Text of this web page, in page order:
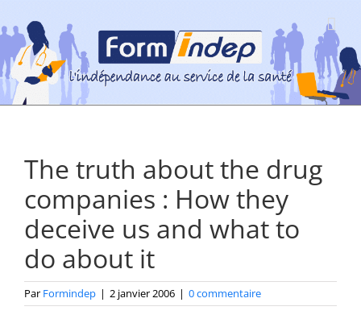
au
contenu
The truth about the drug
companies : How they
deceive us and what to
do about it
Par Formindep | 2 janvier 2006 | 0 commentaire